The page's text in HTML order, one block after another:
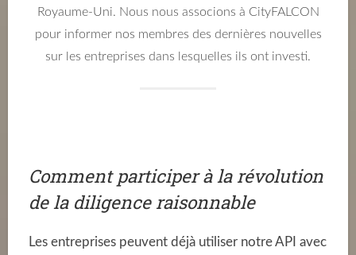
Royaume-Uni. Nous nous associons à CityFALCON
pour informer nos membres des dernières nouvelles
sur les entreprises dans lesquelles ils ont investi.
Comment participer à la révolution
de la diligence raisonnable
Les entreprises peuvent déjà utiliser notre API avec